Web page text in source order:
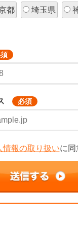
都 埼玉県
必須
情報の取り扱いに同